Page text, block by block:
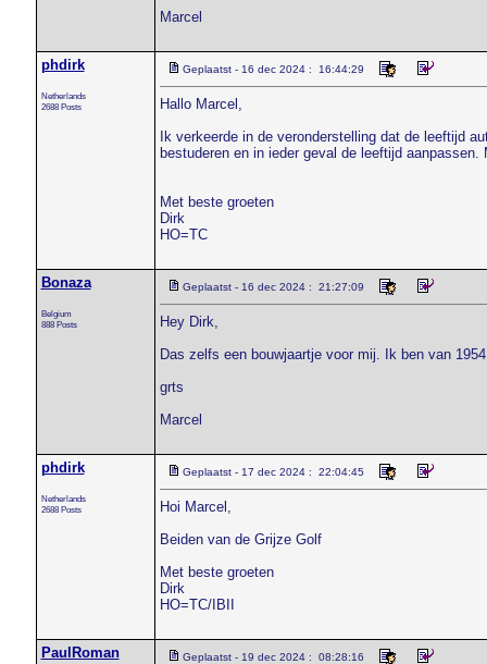
Marcel
phdirk
Netherlands
2688 Posts
Geplaatst - 16 dec 2024 : 16:44:29
Hallo Marcel,
Ik verkeerde in de veronderstelling dat de leeftijd
bestuderen en in ieder geval de leeftijd aanpassen.
Met beste groeten
Dirk
HO=TC
Bonaza
Belgium
888 Posts
Geplaatst - 16 dec 2024 : 21:27:09
Hey Dirk,
Das zelfs een bouwjaartje voor mij. Ik ben van
grts
Marcel
phdirk
Netherlands
2688 Posts
Geplaatst - 17 dec 2024 : 22:04:45
Hoi Marcel,
Beiden van de Grijze Golf
Met beste groeten
Dirk
HO=TC/IBII
PaulRoman Geplaatst - 19 dec 2024 : 08:28:16